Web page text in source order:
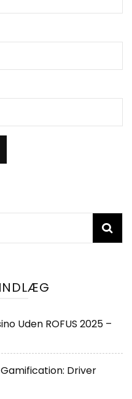
Uden ROFUS 2025 –
Driver